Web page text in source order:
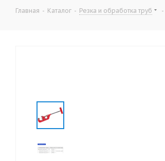
Главная - Каталог - Резка и обработка труб -